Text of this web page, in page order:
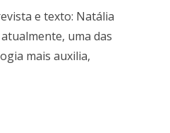
e texto: Natália
uma das
mais auxilia,